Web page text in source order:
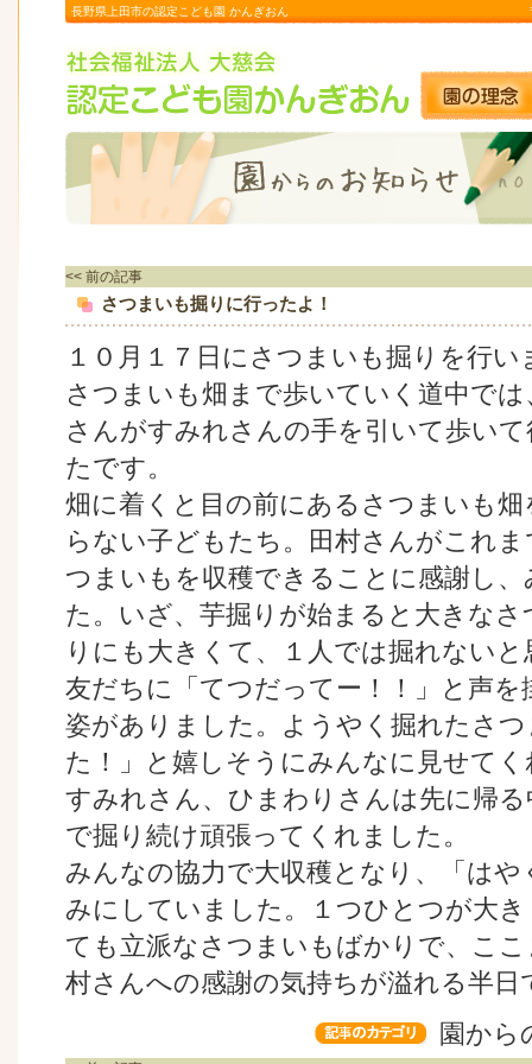
長野県上田市の認定こども園 かんぎおん
<< 前の記事
さつまいも掘りに行ったよ！
１０月１７日にさつまいも掘りを行い
さつまいも畑まで歩いていく道中で
さんがすみれさんの手を引いて歩い
たです。
畑に着くと目の前にあるさつまいも
らない子どもたち。田村さんがこれ
つまいもを収穫できることに感謝し
た。いざ、芋掘りが始まると大きな
りにも大きくて、１人では掘れない
友だちに「てつだってー！！」と声
姿がありました。ようやく掘れたさ
た！」と嬉しそうにみんなに見せて
すみれさん、ひまわりさんは先に帰
で掘り続け頑張ってくれました。
みんなの協力で大収穫となり、「は
みにしていました。１つひとつが大
ても立派なさつまいもばかりで、こ
村さんへの感謝の気持ちが溢れる半日
園から